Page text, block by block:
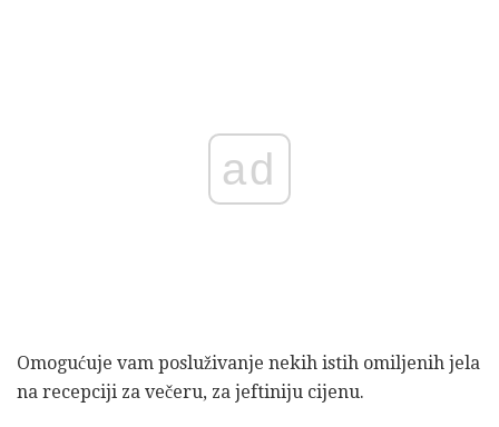
ad
Omogućuje vam posluživanje nekih istih omiljenih jela
na recepciji za večeru, za jeftiniju cijenu.